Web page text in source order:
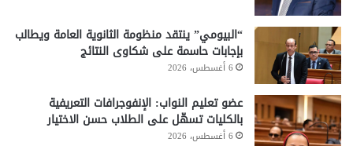
“البيومي” ينتقد منظومة الثانوية العامة ويطالب
بإجابات حاسمة على شكاوى النتائج
6 أغسطس، 2026
عضو تعليم النواب: الإنفوجرافات التعريفية
بالكليات تسهّل على الطلاب حسن الاختيار
6 أغسطس، 2026